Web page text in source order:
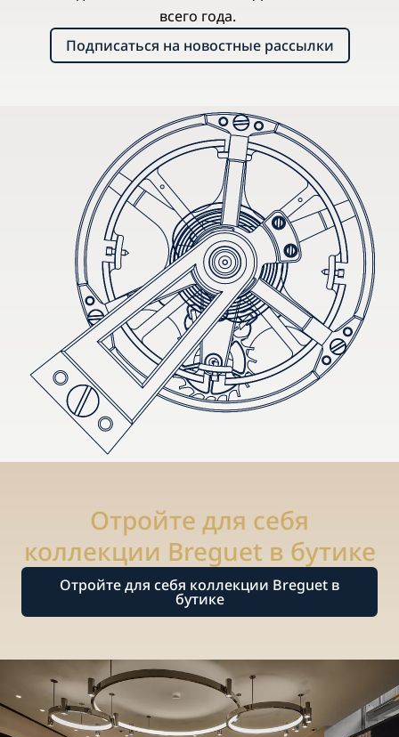
всего года.
Подписаться на новостные рассылки
Отройте для себя
коллекции Breguet в бутике
Отройте для себя коллекции Breguet в
бутике